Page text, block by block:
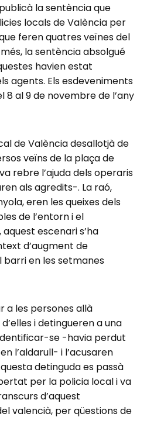
la sentència que
locals de València per
feren quatres veïnes del
la sentència absolgué
havien estat
agents. Els esdeveniments
8 al 9 de novembre de l’any
de València desallotjà de
veïns de la plaça de
rebre l’ajuda dels operaris
als agredits-. La raó,
eren les queixes dels
de l’entorn i el
escenari s’ha
d’augment de
barri en les setmanes
a les persones allà
i detingueren a una
se -havia perdut
l’aldarull- i l’acusaren
detinguda es passà
per la policia local i va
d’aquest
valencià, per qüestions de